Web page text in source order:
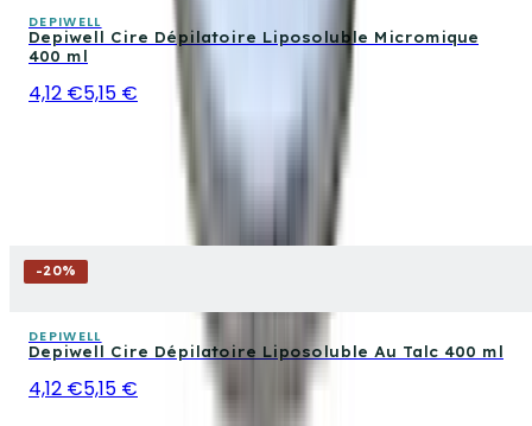
DEPIWELL
Depiwell Cire Dépilatoire Liposoluble Micromique
400 ml
4,12 €5,15 €
-20%
DEPIWELL
Depiwell Cire Dépilatoire Liposoluble Au Talc 400 ml
4,12 €5,15 €